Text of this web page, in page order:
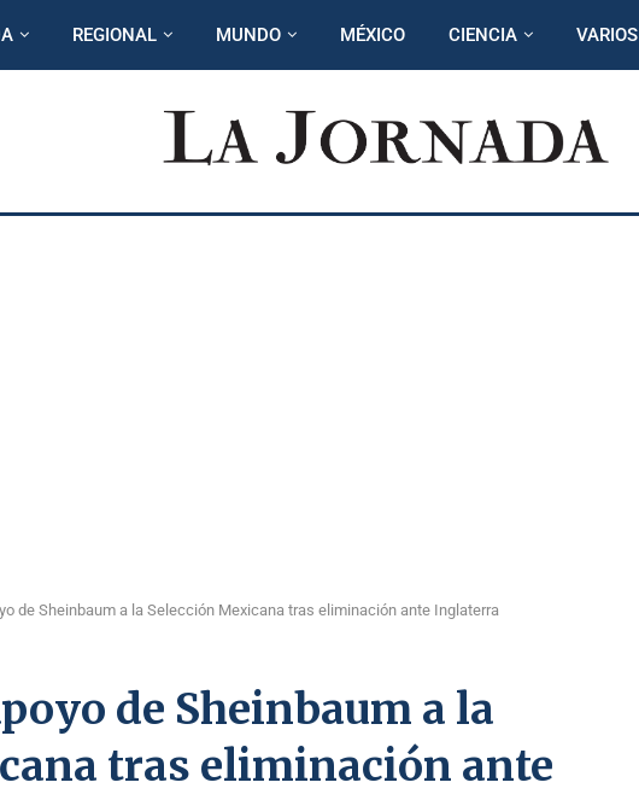
REGIONAL MUNDO MÉXICO CIENCIA VARIOS
de Sheinbaum a la Selección Mexicana tras eliminación ante Inglaterra
de Sheinbaum a la
tras eliminación ante